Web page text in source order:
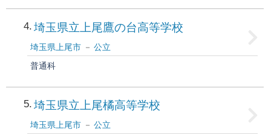
4 埼玉県立上尾鷹の台高等学校
埼玉県上尾市
公立
普通科
5 埼玉県立上尾橘高等学校
埼玉県上尾市
公立